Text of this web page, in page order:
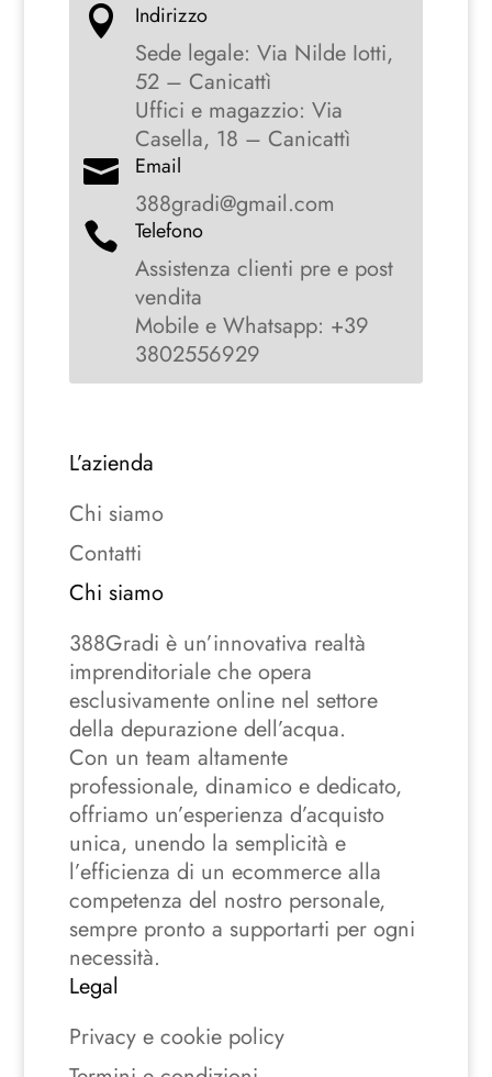
 Indirizzo
Sede legale: Via Nilde Iotti,
52 – Canicattì
Uffici e magazzio: Via
Casella, 18 – Canicattì
 Email
388gradi@gmail.com
 Telefono
Assistenza clienti pre e post
vendita
Mobile e Whatsapp: +39
3802556929
L’azienda
Chi siamo
Contatti
Chi siamo
388Gradi è un’innovativa realtà
imprenditoriale che opera
esclusivamente online nel settore
della depurazione dell’acqua.
Con un team altamente
professionale, dinamico e dedicato,
offriamo un’esperienza d’acquisto
unica, unendo la semplicità e
l’efficienza di un ecommerce alla
competenza del nostro personale,
sempre pronto a supportarti per ogni
necessità.
Legal
Privacy e cookie policy